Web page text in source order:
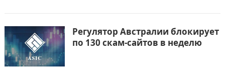
Регулятор Австралии блокирует
по 130 скам-сайтов в неделю